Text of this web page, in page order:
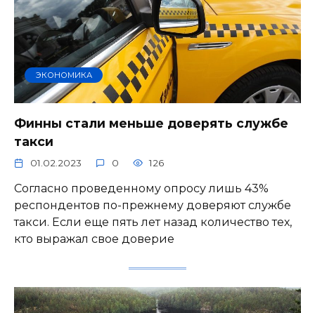
ЭКОНОМИКА
Финны стали меньше доверять службе
такси
01.02.2023 0 126
Согласно проведенному опросу лишь 43%
респондентов по-прежнему доверяют службе
такси. Если еще пять лет назад количество тех,
кто выражал свое доверие